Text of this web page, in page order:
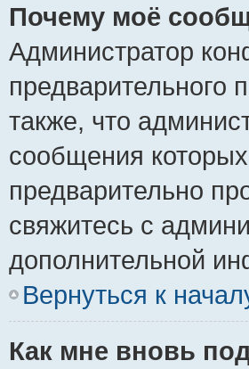
Почему моё
Администратор
предварительного
также, что
сообщения
предварительно
свяжитесь с
дополнительной
Вернуться к
Как мне вновь